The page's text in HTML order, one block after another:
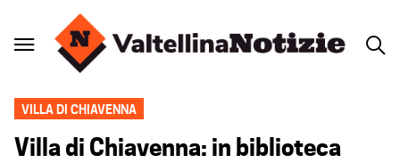
VILLA DI CHIAVENNA
Villa di Chiavenna: in biblioteca